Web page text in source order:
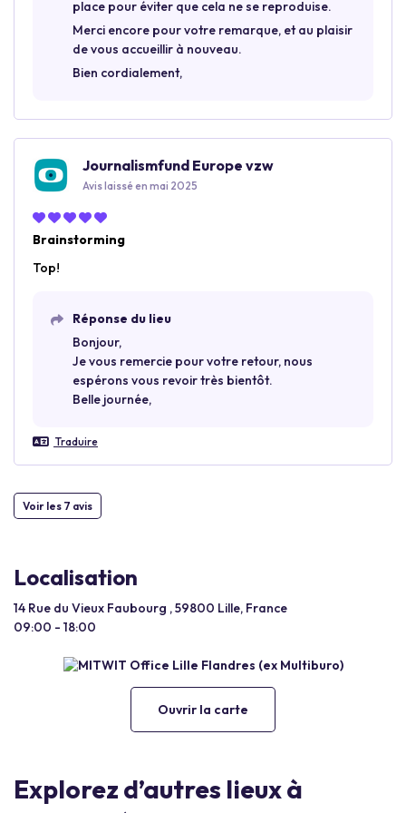
place pour éviter que cela ne se reproduise.
Merci encore pour votre remarque, et au plaisir
de vous accueillir à nouveau.
Bien cordialement,
Journalismfund Europe vzw
Avis laissé en mai 2025
Brainstorming
Top!
Réponse du lieu
Bonjour,
Je vous remercie pour votre retour, nous
espérons vous revoir très bientôt.
Belle journée,
Traduire
Voir les 7 avis
Localisation
14 Rue du Vieux Faubourg , 59800 Lille, France
09:00 - 18:00
Ouvrir la carte
Explorez d’autres lieux à